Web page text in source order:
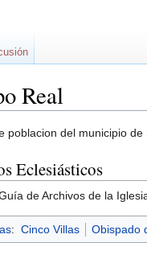
Real
poblacion del municipio de
Eclesiásticos
de Archivos de la
: Cinco Villas Obispado